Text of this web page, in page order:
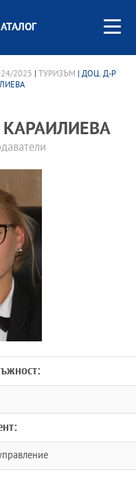
2025 ТУРИЗЪМ | ДОЦ. Д-Р